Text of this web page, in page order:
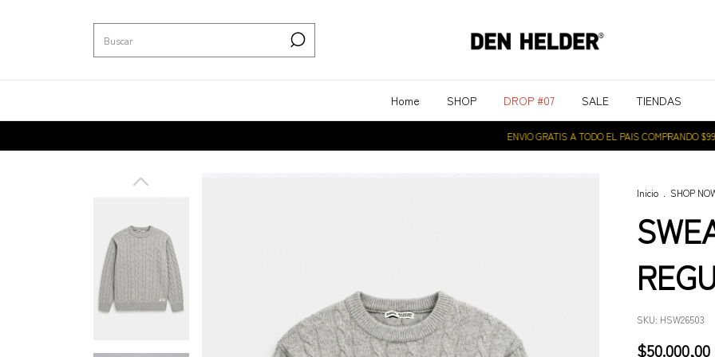
Home SHOP DROP #07 SALE TIENDAS
ENVIO GRATIS A TODO EL PAIS COMPRANDO $99.000
Inicio SHOP
SKU: HSW26503
$50.000,00